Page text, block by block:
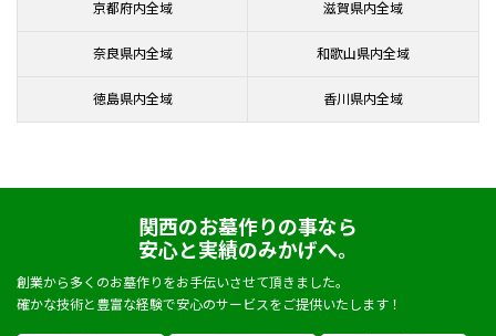
京都府内全域 滋賀県内全域
奈良県内全域 和歌山県内全域
徳島県内全域 香川県内全域
関西のお墓作りの事なら
安心と実績のみかげへ。
創業から多くのお墓作りをお手伝いさせて頂きました。
確かな技術と豊富な経験で安心のサービスをご提供いたします！